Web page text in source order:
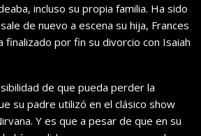
incluso su propia familia. Ha sido
de nuevo a escena su hija, Frances
finalizado por fin su divorcio con Isaiah
de que pueda perder la
su padre utilizó en el clásico show
Y es que a pesar de que en su